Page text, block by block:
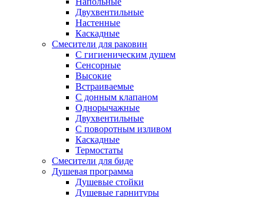
Двухвентильные
Настенные
Каскадные
Смесители для раковин
С гигиеническим душем
Сенсорные
Высокие
Встраиваемые
С донным клапаном
Однорычажные
Двухвентильные
С поворотным изливом
Каскадные
Термостаты
Смесители для биде
Душевая программа
Душевые стойки
Душевые гарнитуры